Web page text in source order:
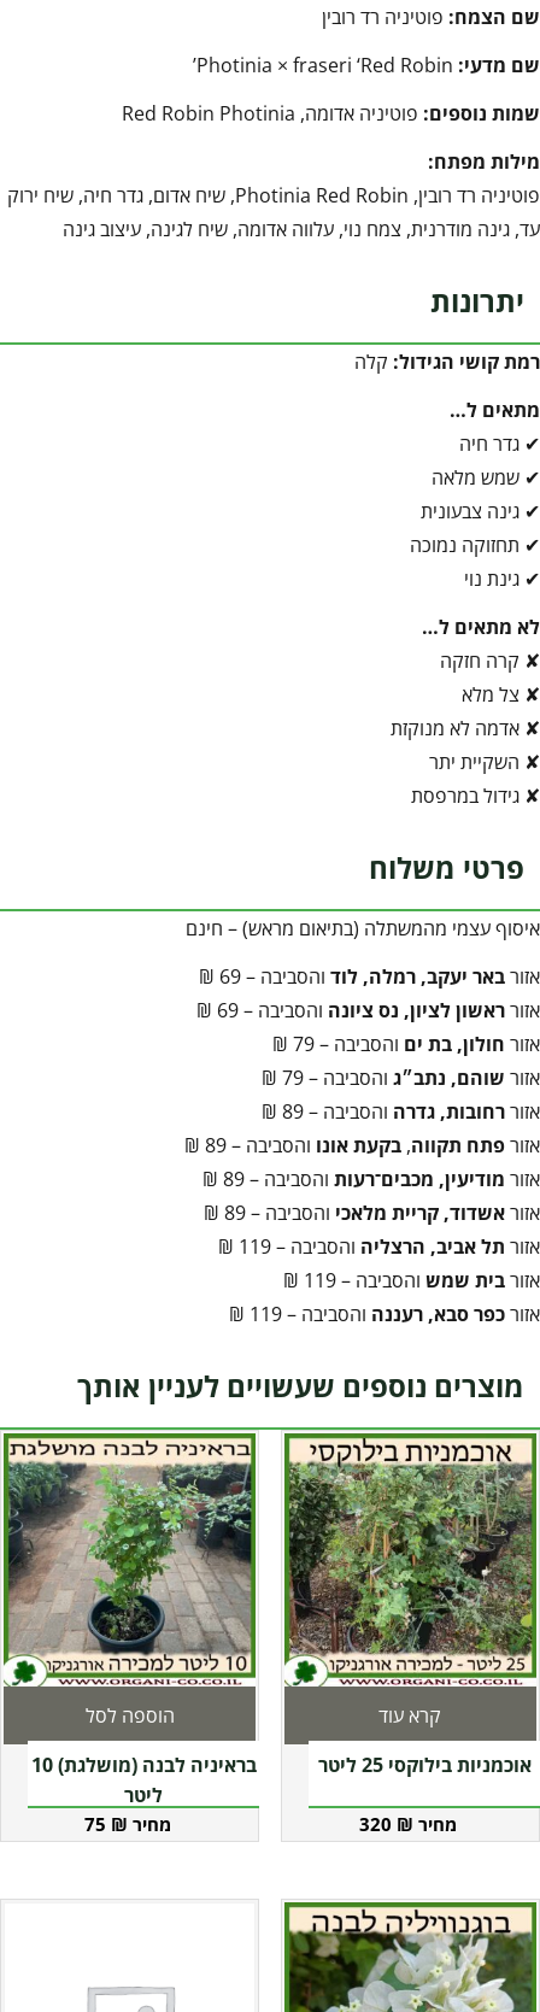
שם הצמח: פוטיניה רד רובין
שם מדעי:
שמות נוספים: פוטיניה אדומה, Red Robin Photinia
מילות מפתח:
פוטיניה רד רובין, Photinia Red Robin, שיח אדום, גדר חיה, שיח ירוק
עד, גינה מודרנית, צמח נוי, עלווה אדומה, שיח לגינה, עיצוב גינה
יתרונות
רמת קושי הגידול: קלה
מתאים ל…
✔ גדר חיה
✔ שמש מלאה
✔ גינה צבעונית
✔ תחזוקה נמוכה
✔ גינת נוי
לא מתאים ל…
✘ קרה חזקה
✘ צל מלא
✘ אדמה לא מנוקזת
✘ השקיית יתר
✘ גידול במרפסת
פרטי משלוח
איסוף עצמי מהמשתלה (בתיאום מראש) – חינם
אזורבאר יעקב, רמלה, לוד והסביבה – 69 ₪
אזורראשון לציון, נס ציונה והסביבה – 69 ₪
אזור חולון, בת ים והסביבה – 79 ₪
אזור שוהם, נתב״ג והסביבה – 79 ₪
אזוררחובות, גדרה והסביבה – 89 ₪
אזורפתח תקווה, בקעת אונו והסביבה – 89 ₪
אזור מודיעין, מכבים־רעות והסביבה – 89 ₪
אזוראשדוד, קריית מלאכי והסביבה – 89 ₪
אזור תל אביב, הרצליה והסביבה – 119 ₪
אזורבית שמש והסביבה – 119 ₪
אזורכפר סבא, רעננה והסביבה – 119 ₪
מוצרים נוספים שעשויים לעניין אותך
אוכמניות בילוקסי 25 ליטר
320 ₪
קרא עוד
בראיניה לבנה (מושלגת) 10
ליטר
75 ₪
הוספה לסל